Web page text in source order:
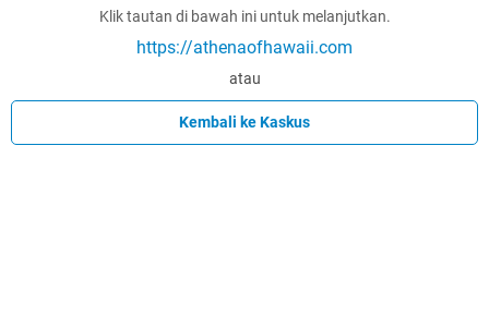
Klik tautan di bawah ini untuk melanjutkan.
https://athenaofhawaii.com
atau
Kembali ke Kaskus